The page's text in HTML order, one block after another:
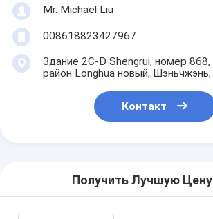
Mr. Michael Liu
008618823427967
Здание 2C-D Shengrui, номер 868,
район Longhua новый, Шэньчжэнь,
Контакт
Получить Лучшую